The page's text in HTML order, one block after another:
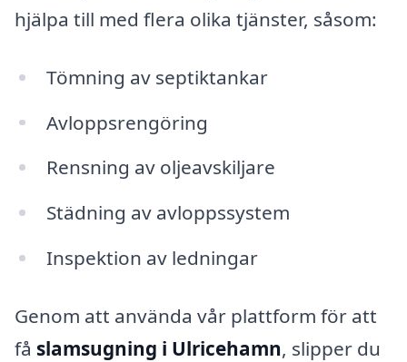
hjälpa till med flera olika tjänster, såsom:
Tömning av septiktankar
Avloppsrengöring
Rensning av oljeavskiljare
Städning av avloppssystem
Inspektion av ledningar
Genom att använda vår plattform för att
få slamsugning i Ulricehamn, slipper du